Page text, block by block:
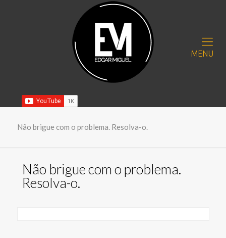
MENU
Não brigue com o problema. Resolva-o.
Não brigue com o problema.
Resolva-o.